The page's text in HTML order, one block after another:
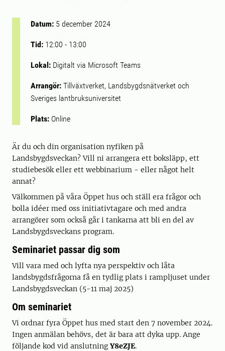
Datum: 5 december 2024
Tid: 12:00 - 13:00
Lokal: Digitalt via Microsoft Teams
Arrangör: Tillväxtverket, Landsbygdsnätverket och
Sveriges lantbruksuniversitet
Plats: Online
Är du och din organisation nyfiken på
Landsbygdsveckan? Vill ni arrangera ett boksläpp, ett
studiebesök eller ett webbinarium - eller något helt
annat?
Välkommen på våra Öppet hus och ställ era frågor och
bolla idéer med oss initiativtagare och med andra
arrangörer som också går i tankarna att bli en del av
Landsbygdsveckans program.
Seminariet passar dig som
Vill vara med och lyfta nya perspektiv och låta
landsbygdsfrågorna få en tydlig plats i rampljuset under
Landsbygdsveckan (5-11 maj 2025)
Om seminariet
Vi ordnar fyra Öppet hus med start den 7 november 2024.
Ingen anmälan behövs, det är bara att dyka upp. Ange
följande kod vid anslutningY8eZJE.